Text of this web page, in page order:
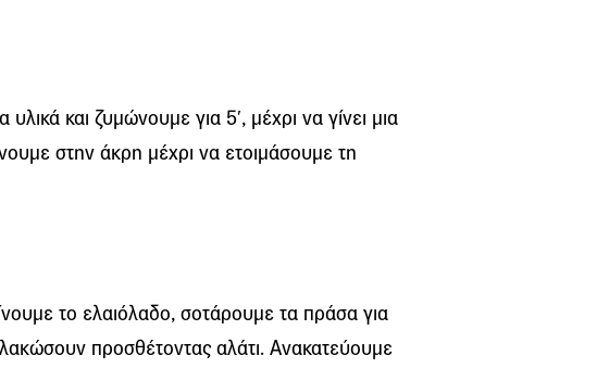
και ζυμώνουμε για 5′, μέχρι να γίνει μια
στην άκρη μέχρι να ετοιμάσουμε τη
το ελαιόλαδο, σοτάρουμε τα πράσα για
προσθέτοντας αλάτι. Ανακατεύουμε